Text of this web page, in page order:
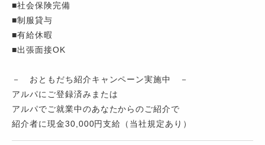
■社会保険完備
■制服貸与
■有給休暇
■出張面接OK
－ おともだち紹介キャンペーン実施中 －
アルパにご登録済みまたは
アルパでご就業中のあなたからのご紹介で
紹介者に現金30,000円支給（当社規定あり）